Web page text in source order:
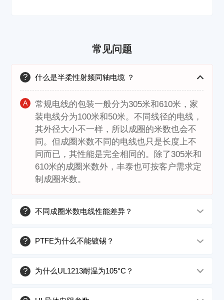
常见问题
? 什么是半柔性射频同轴电缆 ？
A
常规电线的包装一般分为305米和610米，家
装电线分为100米和50米。不同线径的电线，
其外径大小不一样，所以成圈的米数也会不
同。但成圈米数不同的电线也只是长度上不
同而已，其性能是完全相同的。除了305米和
610米的成圈米数外，丰泰也可按客户需求定
制成圈米数。
? 不同成圈米数电线性能差异？
? PTFE为什么不能镀锡？
? 为什么UL1213耐温为105°C？